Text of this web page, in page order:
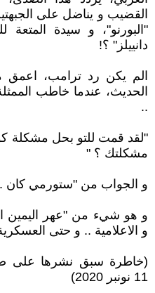
القضيب و يناضل على
"البورنو"، و سيدة المتعة
دانييلز" ؟!
الم يكن رد ترامب، اعمق
الحديث، عندما خاطب
..
"لقد قمت للتو بحل مشكلة
مشكلتك ؟ "
و الجواب من "ستورمي كان
و هو شيء من "عهر اليمين
و الاعلامية .. و حتى
(خاطرة سبق نشرها على
11 نونبر 2020)